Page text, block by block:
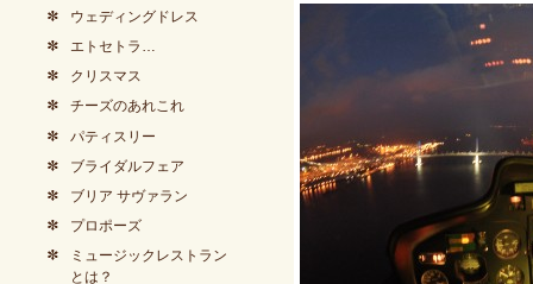
ウェディングドレス
エトセトラ…
クリスマス
チーズのあれこれ
パティスリー
ブライダルフェア
ブリア サヴァラン
プロポーズ
ミュージックレストラン
とは？